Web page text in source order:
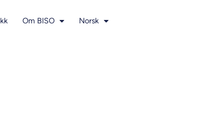
Om BISO Norsk